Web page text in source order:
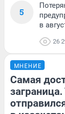
5
в
26
МНЕНИЕ
Самая